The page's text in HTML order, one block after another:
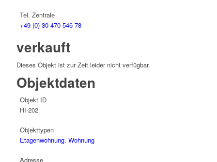
Tel. Zentrale
+49 (0) 30 470 546 78
verkauft
Dieses Objekt ist zur Zeit leider nicht verfügbar.
Objektdaten
Objekt ID
HI-202
Objekttypen
Etagenwohnung, Wohnung
Adresse